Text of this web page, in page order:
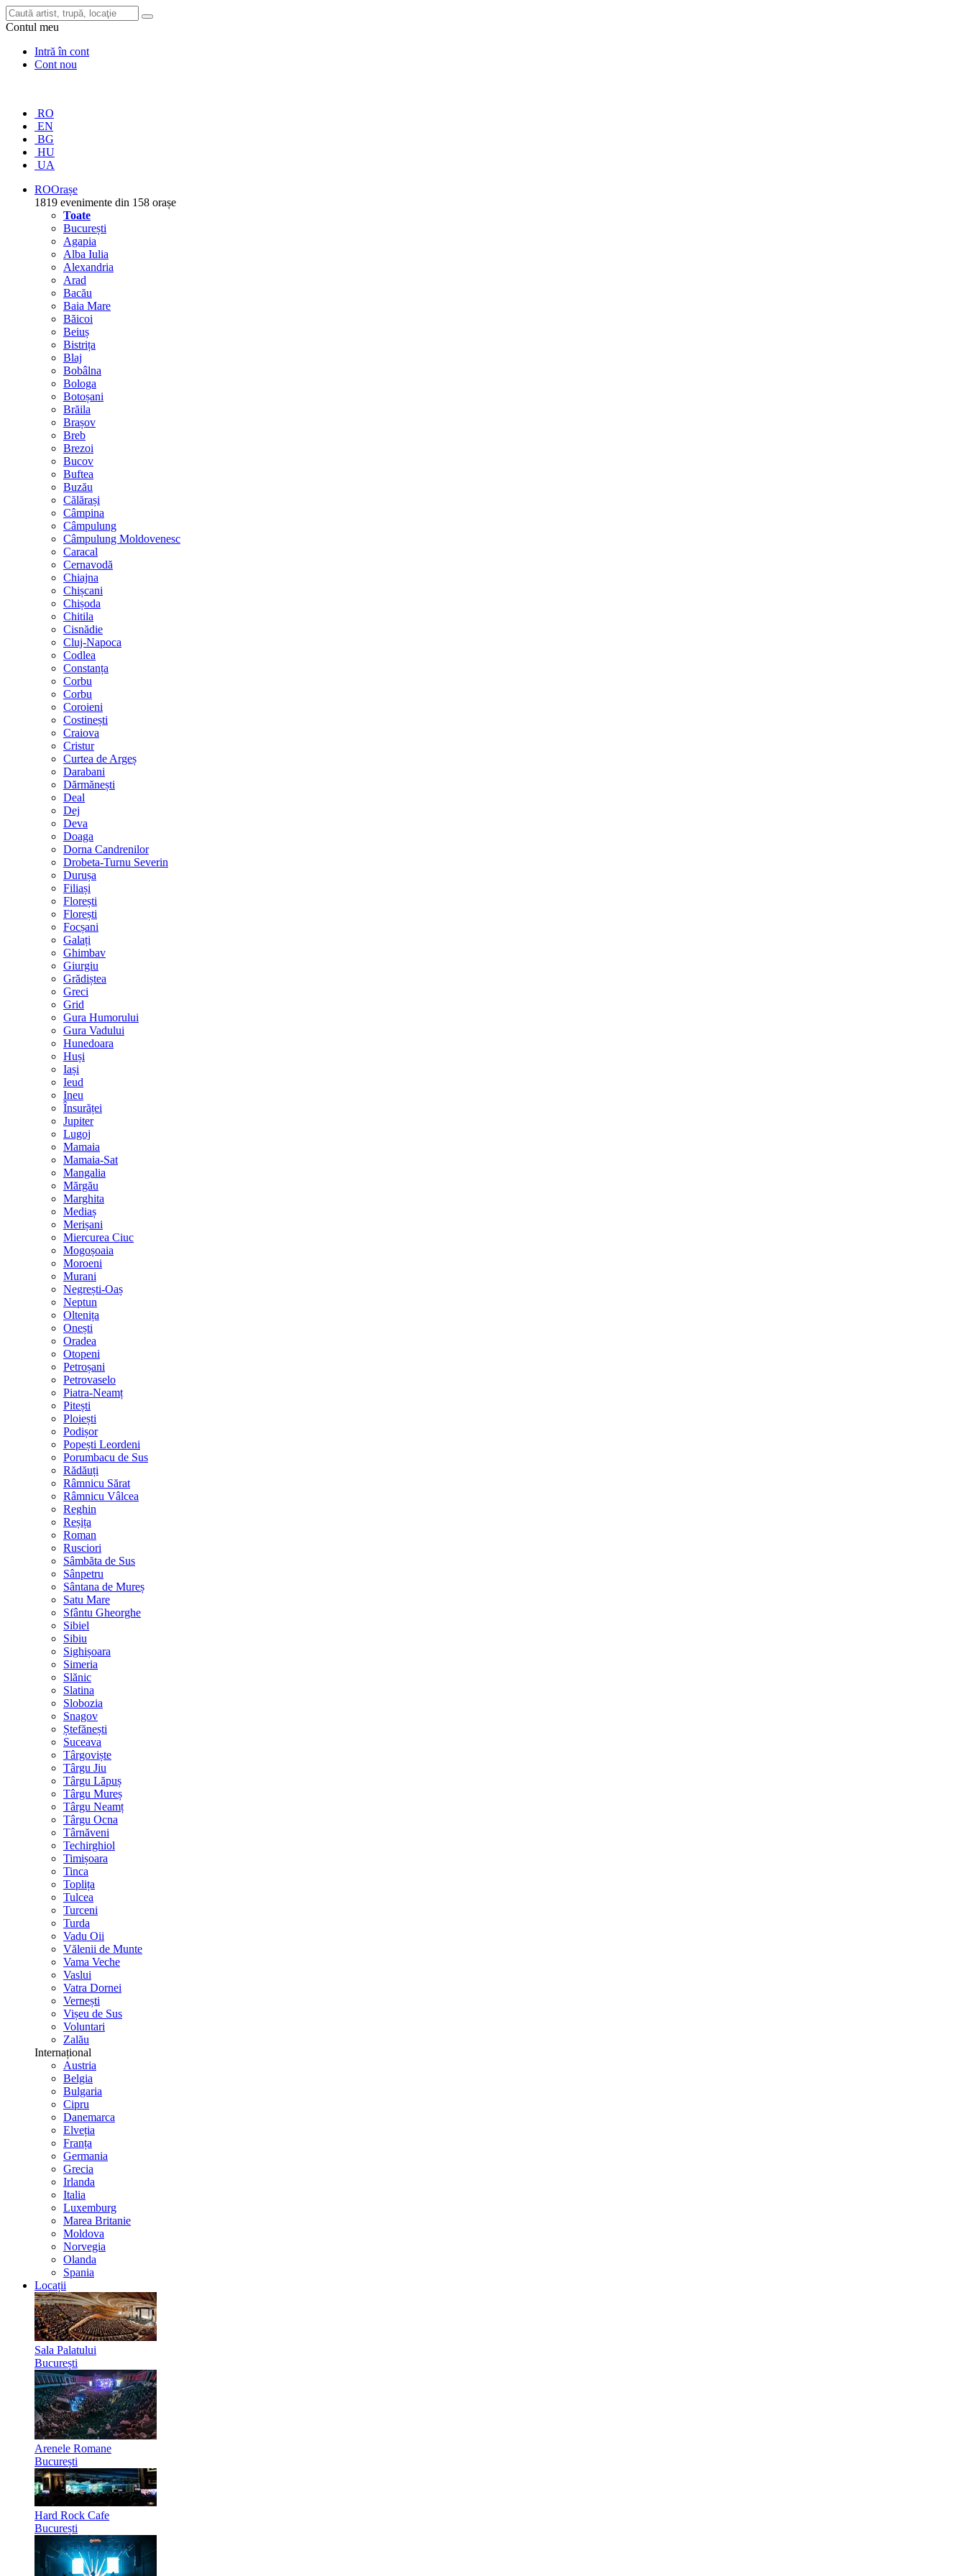
Contul meu
Intră în cont
Cont nou
RO
EN
BG
HU
UA
ROOrașe
1819 evenimente din 158 orașe
Toate
București
Agapia
Alba Iulia
Alexandria
Arad
Bacău
Baia Mare
Băicoi
Beiuș
Bistrița
Blaj
Bobâlna
Bologa
Botoșani
Brăila
Brașov
Breb
Brezoi
Bucov
Buftea
Buzău
Călărași
Câmpina
Câmpulung
Câmpulung Moldovenesc
Caracal
Cernavodă
Chiajna
Chișcani
Chișoda
Chitila
Cisnădie
Cluj-Napoca
Codlea
Constanța
Corbu
Corbu
Coroieni
Costinești
Craiova
Cristur
Curtea de Argeș
Darabani
Dărmănești
Deal
Dej
Deva
Doaga
Dorna Candrenilor
Drobeta-Turnu Severin
Durușa
Filiași
Florești
Florești
Focșani
Galați
Ghimbav
Giurgiu
Grădiștea
Greci
Grid
Gura Humorului
Gura Vadului
Hunedoara
Huși
Iași
Ieud
Ineu
Însurăței
Jupiter
Lugoj
Mamaia
Mamaia-Sat
Mangalia
Mărgău
Marghita
Mediaș
Merișani
Miercurea Ciuc
Mogoșoaia
Moroeni
Murani
Negrești-Oaș
Neptun
Oltenița
Onești
Oradea
Otopeni
Petroșani
Petrovaselo
Piatra-Neamț
Pitești
Ploiești
Podișor
Popești Leordeni
Porumbacu de Sus
Rădăuți
Râmnicu Sărat
Râmnicu Vâlcea
Reghin
Reșița
Roman
Rusciori
Sâmbăta de Sus
Sânpetru
Sântana de Mureș
Satu Mare
Sfântu Gheorghe
Sibiel
Sibiu
Sighișoara
Simeria
Slănic
Slatina
Slobozia
Snagov
Ștefănești
Suceava
Târgoviște
Târgu Jiu
Târgu Lăpuș
Târgu Mureș
Târgu Neamț
Târgu Ocna
Târnăveni
Techirghiol
Timișoara
Tinca
Toplița
Tulcea
Turceni
Turda
Vadu Oii
Vălenii de Munte
Vama Veche
Vaslui
Vatra Dornei
Vernești
Vișeu de Sus
Voluntari
Zalău
Internațional
Austria
Belgia
Bulgaria
Cipru
Danemarca
Elveția
Franța
Germania
Grecia
Irlanda
Italia
Luxemburg
Marea Britanie
Moldova
Norvegia
Olanda
Spania
Locații
Sala Palatului
București
Arenele Romane
București
Hard Rock Cafe
București